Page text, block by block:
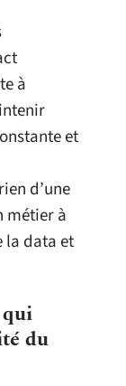
à
et
d’une
métier à
la data et
du